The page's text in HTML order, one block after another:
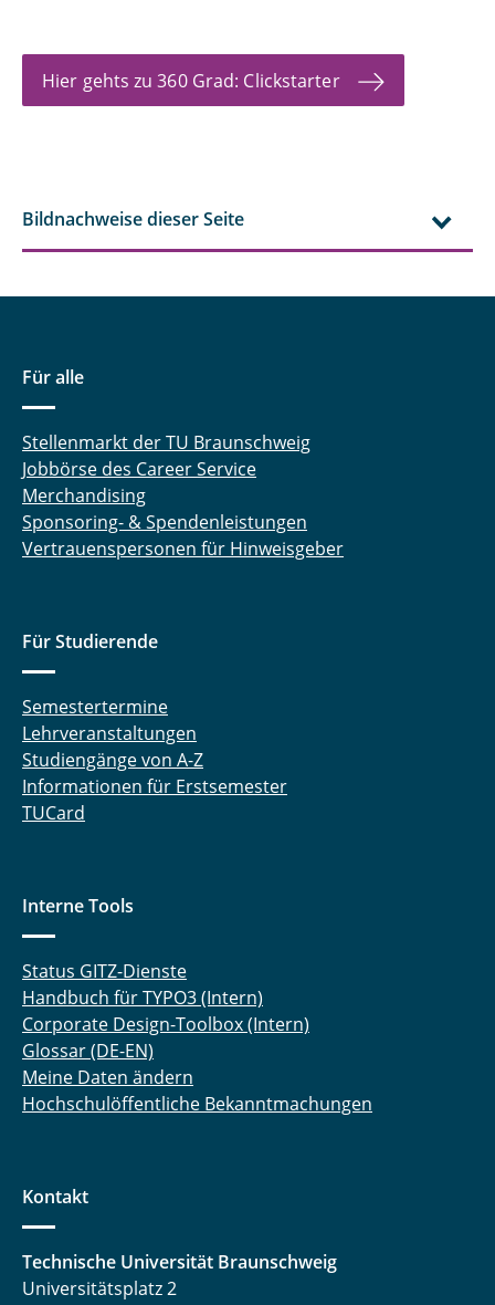
Hier gehts zu 360 Grad: Clickstarter
Bildnachweise dieser Seite
Für alle
Stellenmarkt der TU Braunschweig
Jobbörse des Career Service
Merchandising
Sponsoring- & Spendenleistungen
Vertrauenspersonen für Hinweisgeber
Für Studierende
Semestertermine
Lehrveranstaltungen
Studiengänge von A-Z
Informationen für Erstsemester
TUCard
Interne Tools
Status GITZ-Dienste
Handbuch für TYPO3 (Intern)
Corporate Design-Toolbox (Intern)
Glossar (DE-EN)
Meine Daten ändern
Hochschulöffentliche Bekanntmachungen
Kontakt
Technische Universität Braunschweig
Universitätsplatz 2